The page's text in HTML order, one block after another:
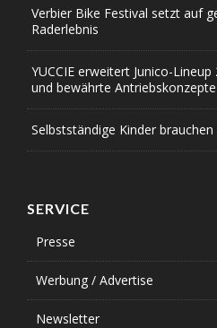
Verbier Bike Festival setzt auf
Raderlebnis
YUCCIE erweitert Junico-
und bewährte Antriebskonzepte
Selbstständige Kinder
SERVICE
Presse
Werbung / Advertise
Newsletter